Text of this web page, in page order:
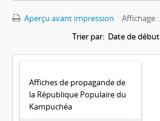
Aperçu avant impression
Affichage :
Trier par: Date de début
Affiches de propagande de
la République Populaire du
Kampuchéa